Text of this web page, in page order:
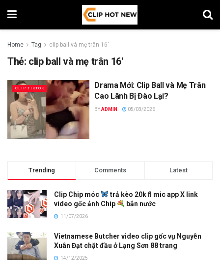
Home Tag clip ball và mẹ trân 16'
Thẻ: clip ball và mẹ trân 16′
CLIP TIKTOK
Drama Mới: Clip Ball và Mẹ Trân
Cao Lãnh Bị Đào Lại?
BYADMIN 05/03/2026
Trending Comments Latest
Clip Chip móc
trả kèo 20k fl mic app X link
video gốc ảnh Chip
bắn nước
11/07/2026
Vietnamese Butcher video clip gốc vụ Nguyễn
Xuân Đạt chặt đầu ở Lạng Sơn 88 trang
14/12/2025